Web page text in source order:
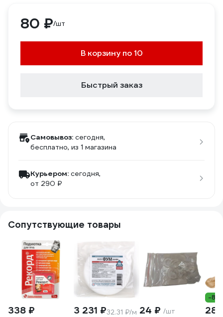
80 ₽/шт
В корзину по 10
Быстрый заказ
Самовывоз: сегодня,
бесплатно, из 1 магазина
Курьером: сегодня,
от 290 ₽
Сопутствующие товары
338 ₽ 3 231 ₽32.31 ₽/м 24 ₽ /шт
-8%